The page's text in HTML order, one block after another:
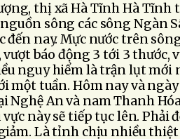
thị xã Hà Tĩnh Hà Tĩnh
sông các sông Ngàn
đến nay. Mực nước trên
vượt báo động 3 tới 3 thước,
nguy hiểm là trận lụt mới
một tuần. Hôm nay và
Nghệ An và nam Thanh
này sẽ tiếp tục lên. Phải
Là tỉnh chịu nhiều